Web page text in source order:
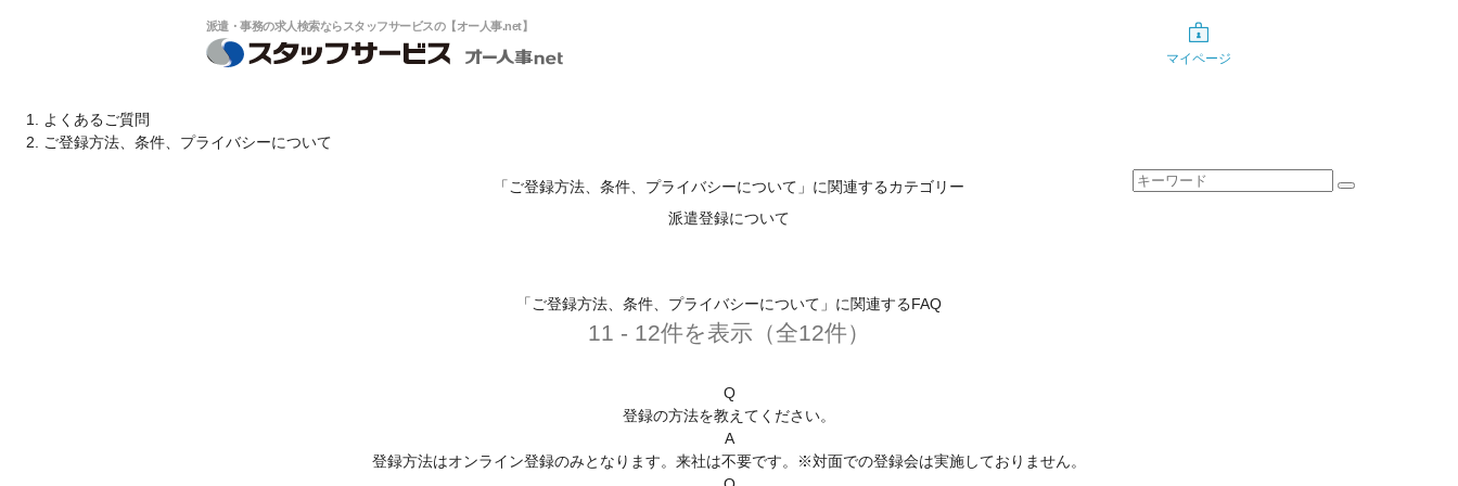
派遣・事務の求人検索ならスタッフサービスの【オー人事.net】
マイページ
よくあるご質問
ご登録方法、条件、プライバシーについて
「ご登録方法、条件、プライバシーについて」に関連するカテゴリー
派遣登録について
「ご登録方法、条件、プライバシーについて」に関連するFAQ
11 - 12件を表示（全12件）
Q
登録の方法を教えてください。
A
登録方法はオンライン登録のみとなります。来社は不要です。※対面での登録会は実施しておりません。